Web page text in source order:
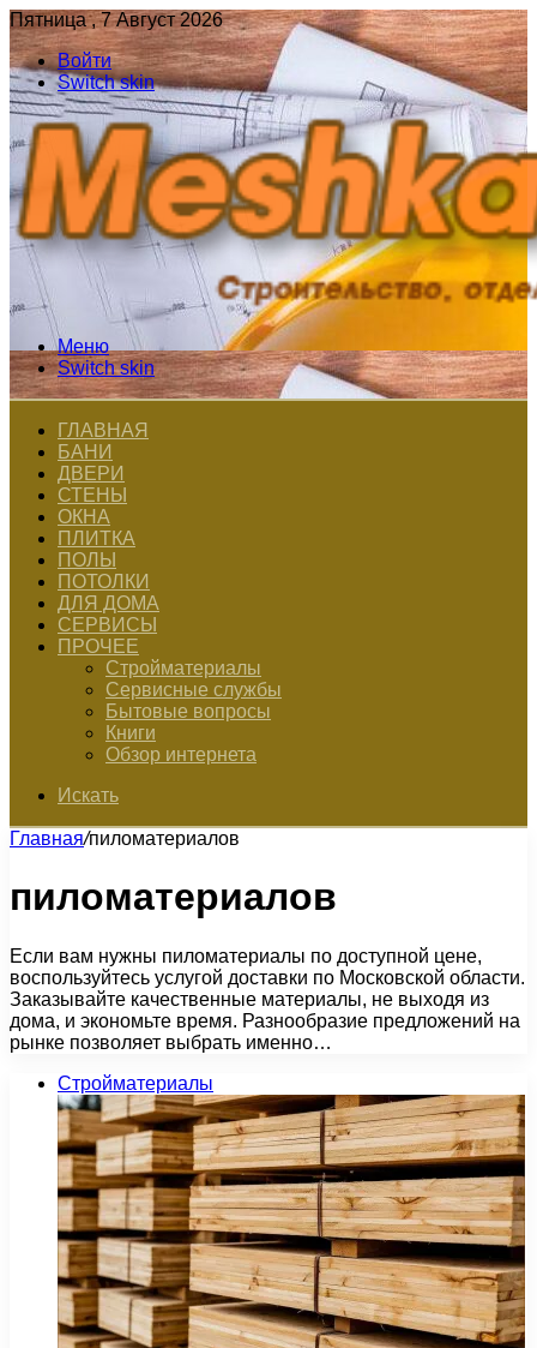
Пятница , 7 Август 2026
Войти
Switch skin
Меню
Switch skin
ГЛАВНАЯ
БАНИ
ДВЕРИ
СТЕНЫ
ОКНА
ПЛИТКА
ПОЛЫ
ПОТОЛКИ
ДЛЯ ДОМА
СЕРВИСЫ
ПРОЧЕЕ
Стройматериалы
Сервисные службы
Бытовые вопросы
Книги
Обзор интернета
Искать
Главная/пиломатериалов
пиломатериалов
Если вам нужны пиломатериалы по доступной цене,
воспользуйтесь услугой доставки по Московской области.
Заказывайте качественные материалы, не выходя из
дома, и экономьте время. Разнообразие предложений на
рынке позволяет выбрать именно…
Стройматериалы